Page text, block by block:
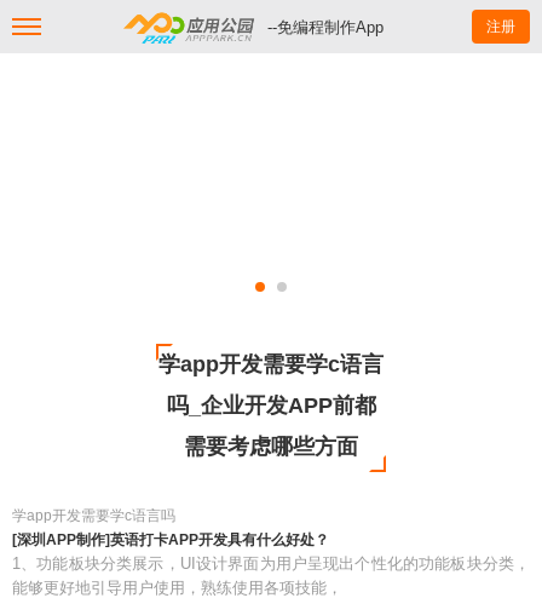
--免编程制作App 注册
学app开发需要学c语言
吗_企业开发APP前都
需要考虑哪些方面
学app开发需要学c语言吗
[深圳APP制作]英语打卡APP开发具有什么好处？
1、功能板块分类展示，UI设计界面为用户呈现出个性化的功能板块分类，
能够更好地引导用户使用，熟练使用各项技能，